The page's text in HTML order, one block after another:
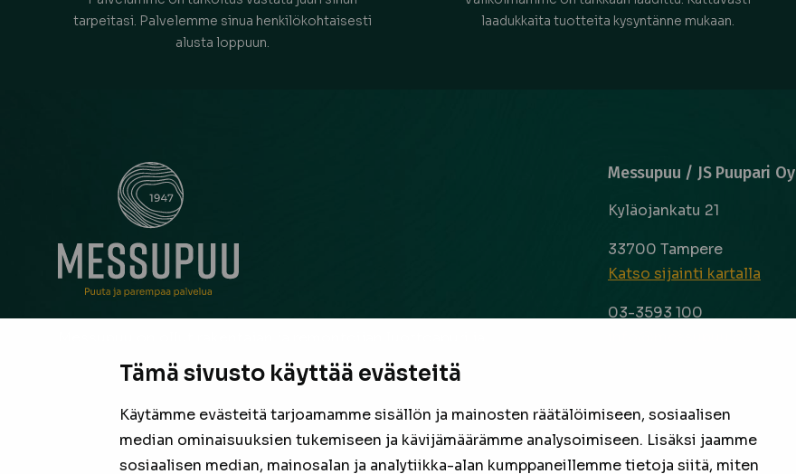
Tämä sivusto käyttää evästeitä
Käytämme evästeitä tarjoamamme sisällön ja mainosten räätälöimiseen, sosiaalisen
median ominaisuuksien tukemiseen ja kävijämäärämme analysoimiseen. Lisäksi jaamme
sosiaalisen median, mainosalan ja analytiikka-alan kumppaneillemme tietoja siitä, miten
tarpeitasi. Palvelemme sinua henkilökohtaisesti
alusta loppuun.
laadukkaita tuotteita kysyntänne mukaan.
neuvonantaja Pirkanmaalla jo vuodesta 1947. Oli kyse sitten
suurista hankkeista tai pienestä pintaremontista, laaja ja
laadukas valikoima sekä asiantunteva henkilökunta ovat
valmiina tarjoamaan parhaan puutavaran jokaiseen
projektiin.
Messupuu / JS Puupari Oy
Kyläojankatu 21
33700 Tampere
Katso sijainti kartalla
03-3593 100
la 9-14